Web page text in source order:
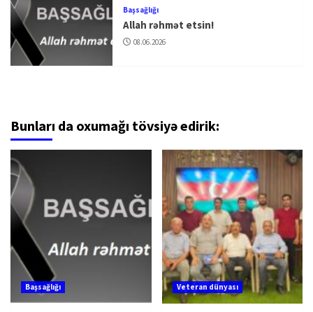
Başsağlığı
Allah rəhmət etsin!
08.06.2026
Bunları da oxumağı tövsiyə edirik:
Başsağlığı Veteran dünyası